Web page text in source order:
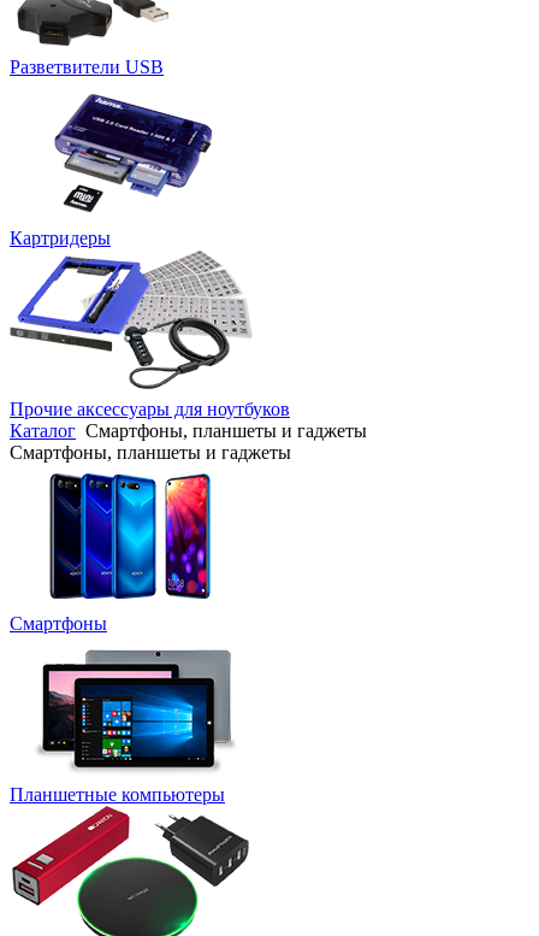
Разветвители USB
Картридеры
Прочие аксессуары для ноутбуков
Каталог Смартфоны, планшеты и гаджеты
Смартфоны, планшеты и гаджеты
Смартфоны
Планшетные компьютеры